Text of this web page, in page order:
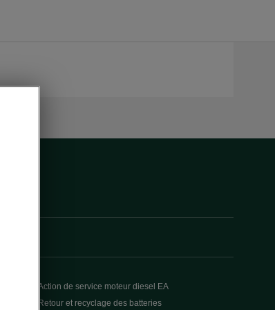
Action de service moteur diesel EA
Retour et recyclage des batteries